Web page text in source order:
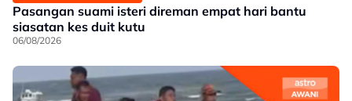
Pasangan suami isteri direman empat hari bantu
siasatan kes duit kutu
06/08/2026